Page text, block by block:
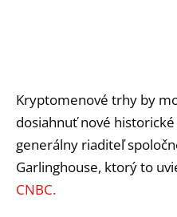
Kryptomenové trhy by
dosiahnuť nové
generálny riaditeľ
Garlinghouse, ktorý to
CNBC.